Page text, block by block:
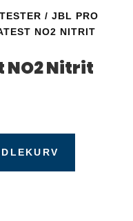
/ JBL PRO
NO2 NITRIT
NO2 Nitrit